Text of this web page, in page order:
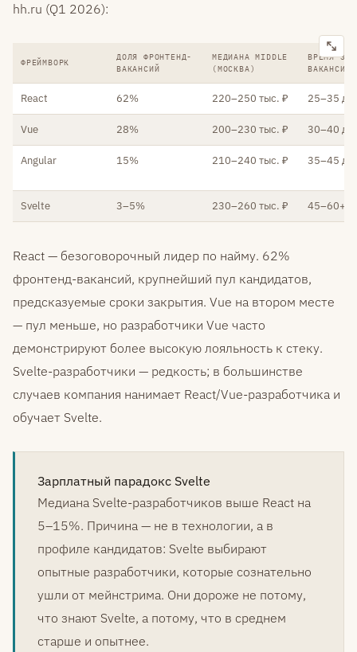
hh.ru (Q1 2026):
ФРЕЙМВОРК
ДОЛЯ ФРОНТЕНД-
ВАКАНСИЙ
МЕДИАНА MIDDLE
(МОСКВА)
ВРЕМЯ
ВАКАНСИИ
React 62% 220–250 тыс. ₽ 25–35
Vue 28% 200–230 тыс. ₽ 30–40
Angular 15% 210–240 тыс. ₽ 35–45
Svelte 3–5% 230–260 тыс. ₽ 45–60+
React — безоговорочный лидер по найму. 62%
фронтенд-вакансий, крупнейший пул кандидатов,
предсказуемые сроки закрытия. Vue на втором месте
— пул меньше, но разработчики Vue часто
демонстрируют более высокую лояльность к стеку.
Svelte-разработчики — редкость; в большинстве
случаев компания нанимает React/Vue-разработчика и
обучает Svelte.
Зарплатный парадокс Svelte
Медиана Svelte-разработчиков выше React на
5–15%. Причина — не в технологии, а в
профиле кандидатов: Svelte выбирают
опытные разработчики, которые сознательно
ушли от мейнстрима. Они дороже не потому,
что знают Svelte, а потому, что в среднем
старше и опытнее.